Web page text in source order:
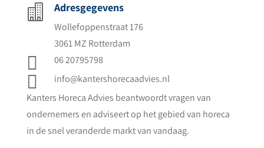
 Adresgegevens
Wollefoppenstraat 176
3061 MZ Rotterdam
 06 20795798

info@kantershorecaadvies.nl
Kanters Horeca Advies beantwoordt vragen van
ondernemers en adviseert op het gebied van horeca
in de snel veranderde markt van vandaag.